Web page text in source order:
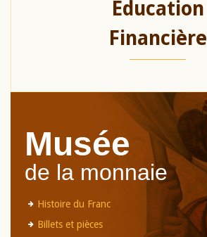
Education
Financière
Musée
de la monnaie
Histoire du Franc
Billets et pièces